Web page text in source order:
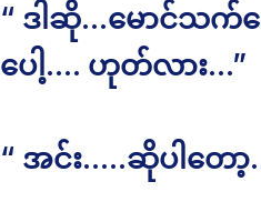
“ ဒါဆို…မောင်သက်
ပေါ့…. ဟုတ်လား…”
“ အင်း…..ဆိုပါတော့